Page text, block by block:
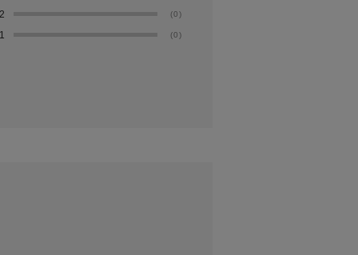
2 (0)
1 (0)